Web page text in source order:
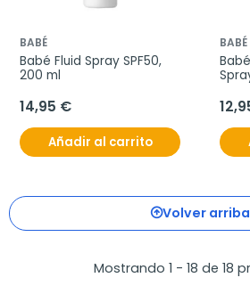
BABÉ
Babé Fluid Spray SPF50,
200 ml
14,95 €
Añadir al carrito
BABÉ
Volver arriba
Mostrando 1 - 18 de 18